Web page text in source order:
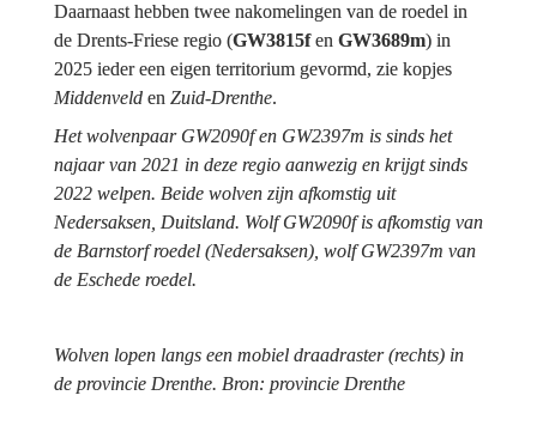
Daarnaast hebben twee nakomelingen van de roedel in
de Drents-Friese regio (GW3815f en GW3689m) in
2025 ieder een eigen territorium gevormd, zie kopjes
Middenveld en Zuid-Drenthe.
Het wolvenpaar GW2090f en GW2397m is sinds het
najaar van 2021 in deze regio aanwezig en krijgt sinds
2022 welpen. Beide wolven zijn afkomstig uit
Nedersaksen, Duitsland. Wolf GW2090f is afkomstig van
de Barnstorf roedel (Nedersaksen), wolf GW2397m van
de Eschede roedel.
Wolven lopen langs een mobiel draadraster (rechts) in
de provincie Drenthe. Bron: provincie Drenthe